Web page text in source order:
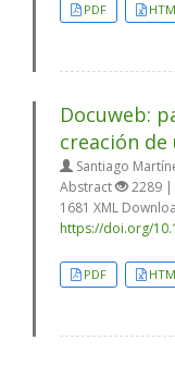
PDF
Docuweb:
creación
Santiago
Abstract
2289 |
1681 XML
https://doi.org/
PDF